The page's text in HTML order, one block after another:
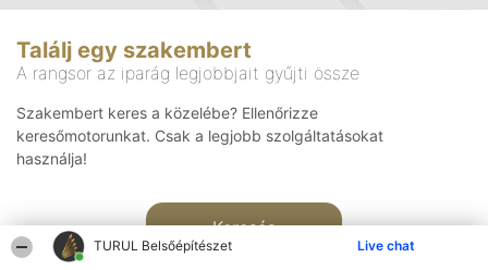
TURUL Belsőépítészet Live chat
Találj egy szakembert
A rangsor az iparág legjobbjait gyűjti össze
Szakembert keres a közelébe? Ellenőrizze
keresőmotorunkat. Csak a legjobb szolgáltatásokat
használja!
Keresés